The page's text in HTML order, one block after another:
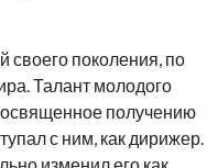
своего поколения, по
Талант молодого
получению
с ним, как дирижер.